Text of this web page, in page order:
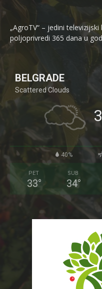
„AgroTV“ – jedini
poljoprivredi 365 dana u
BELGRADE
Scattered Clouds
40%
PET
33°
SUB
34°